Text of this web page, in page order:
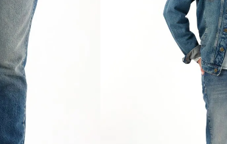
8 . Tshirt-Negro-Tsh-Ent-0007699
9. Camisetas Mujer
10.